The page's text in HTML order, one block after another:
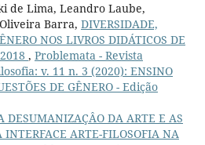
de Lima, Leandro Laube,
Barra, DIVERSIDADE,
NOS LIVROS DIDÁTICOS DE
, Problemata - Revista
v. 11 n. 3 (2020): ENSINO
DE GÊNERO - Edição
DESUMANIZAÇÂO DA ARTE E AS
INTERFACE ARTE-FILOSOFIA NA